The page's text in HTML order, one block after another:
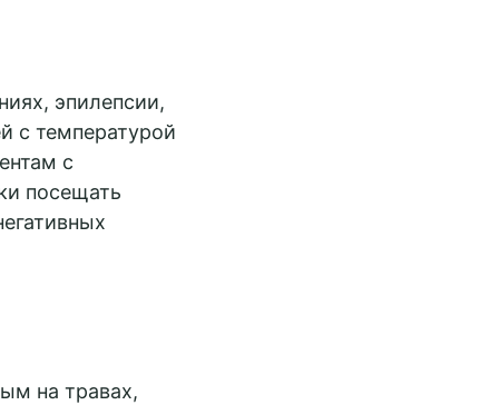
эпилепсии,
с температурой
с
посещать
на травах,